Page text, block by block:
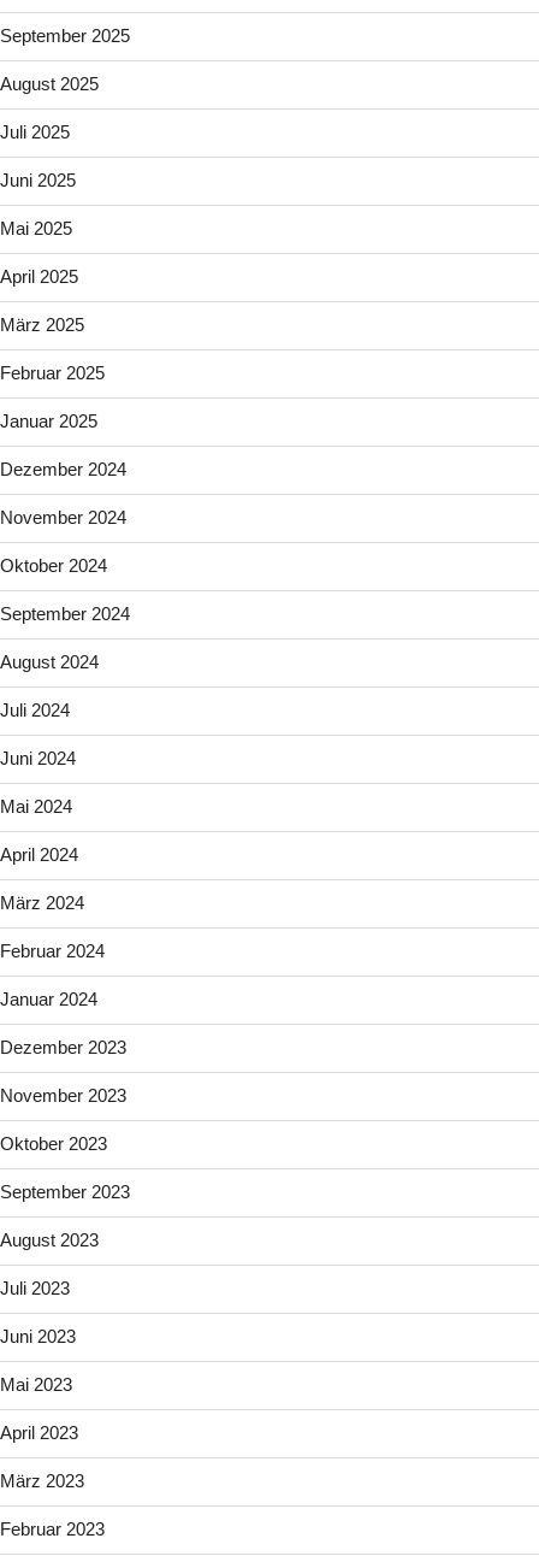
September 2025
August 2025
Juli 2025
Juni 2025
Mai 2025
April 2025
März 2025
Februar 2025
Januar 2025
Dezember 2024
November 2024
Oktober 2024
September 2024
August 2024
Juli 2024
Juni 2024
Mai 2024
April 2024
März 2024
Februar 2024
Januar 2024
Dezember 2023
November 2023
Oktober 2023
September 2023
August 2023
Juli 2023
Juni 2023
Mai 2023
April 2023
März 2023
Februar 2023